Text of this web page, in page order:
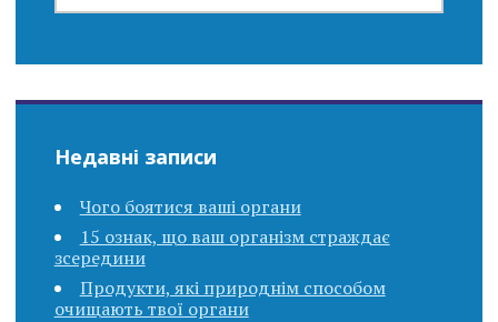
Недавні записи
Чого боятися ваші органи
15 ознак, що ваш організм страждає
зсередини
Продукти, які природнім способом
очищають твої органи